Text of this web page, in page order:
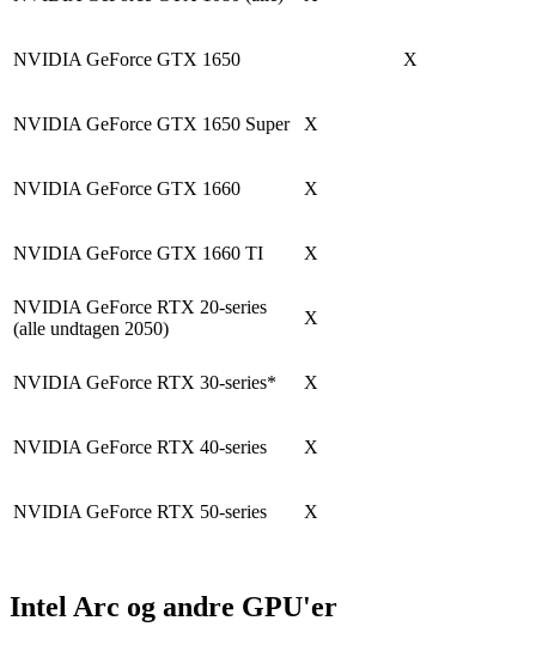
NVIDIA GeForce GTX 1650 X
NVIDIA GeForce GTX 1650 Super X
NVIDIA GeForce GTX 1660 X
NVIDIA GeForce GTX 1660 TI X
NVIDIA GeForce RTX 20-series
(alle undtagen 2050)
X
NVIDIA GeForce RTX 30-series* X
NVIDIA GeForce RTX 40-series X
NVIDIA GeForce RTX 50-series X
Intel Arc og andre GPU'er